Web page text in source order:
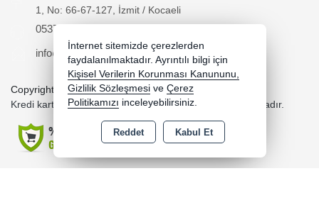
1, No: 66-67-127, İzmit / Kocaeli
05370294557
info@necipbilgisayar.net
Copyright 2026 necipbilgisayar.net - Tüm hakları saklıdır.
Kredi kartı bilgileriniz 256bit SSL sertifikası ile korunmaktadır.
İnternet sitemizde çerezlerden
faydalanılmaktadır. Ayrıntılı bilgi için
Kişisel Verilerin Korunması Kanununu,
Gizlilik Sözleşmesi ve Çerez
Politikamızı inceleyebilirsiniz.
Reddet Kabul Et